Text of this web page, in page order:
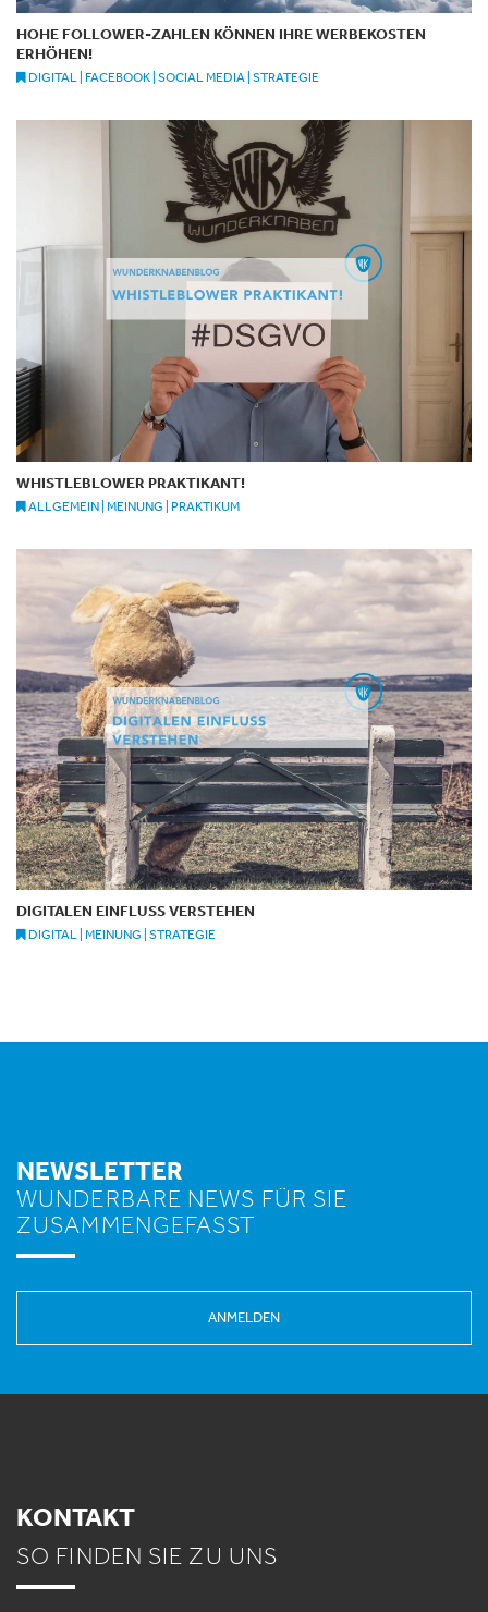
HOHE FOLLOWER-ZAHLEN KÖNNEN IHRE WERBEKOSTEN
ERHÖHEN!
DIGITAL | FACEBOOK | SOCIAL MEDIA | STRATEGIE
WHISTLEBLOWER PRAKTIKANT!
ALLGEMEIN | MEINUNG | PRAKTIKUM
DIGITALEN EINFLUSS VERSTEHEN
DIGITAL | MEINUNG | STRATEGIE
NEWSLETTER
WUNDERBARE NEWS FÜR SIE
ZUSAMMENGEFASST
ANMELDEN
KONTAKT
SO FINDEN SIE ZU UNS